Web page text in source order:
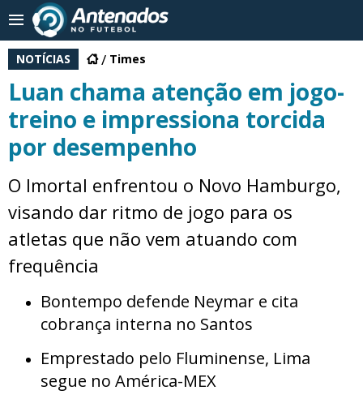
NOTÍCIAS Times
Luan chama atenção em jogo-
treino e impressiona torcida
por desempenho
O Imortal enfrentou o Novo Hamburgo,
visando dar ritmo de jogo para os
atletas que não vem atuando com
frequência
Bontempo defende Neymar e cita
cobrança interna no Santos
Emprestado pelo Fluminense, Lima
segue no América-MEX